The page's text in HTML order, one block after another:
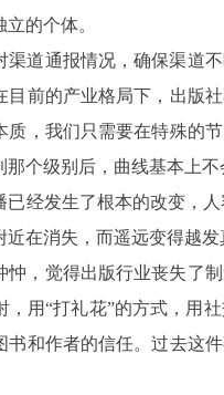
的个体。
渠道通报情况，确保渠道
目前的产业格局下，出版
质，我们只需要在特殊的
个级别后，曲线基本上不
已经发生了根本的改变，
在消失，而遥远变得越
忡，觉得出版行业丧失了
，用“打礼花”的方式，用
书和作者的信任。过去这